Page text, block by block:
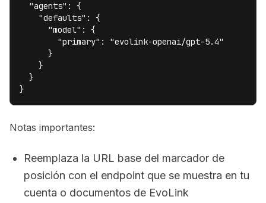
  "agents": {
    "defaults": {
      "model": {
        "primary": "evolink-openai/gpt-5.4"
      }
    }
  }
}
Notas importantes:
Reemplaza la URL base del marcador de
posición con el endpoint que se muestra en tu
cuenta o documentos de EvoLink